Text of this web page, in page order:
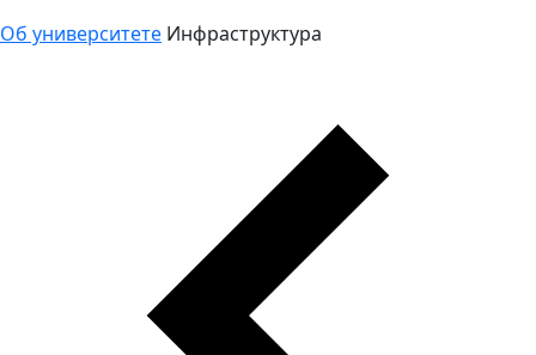
Об университете Инфраструктура